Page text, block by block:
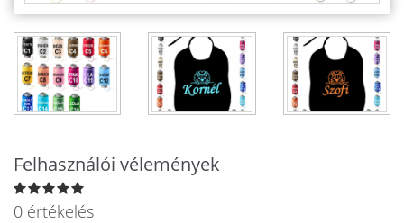
Névnapi ajándékok
Vicces ajándékok
Foglalkozás szerint
Állatos ajándéktárgyak
Felhasználói vélemények
0 értékelés